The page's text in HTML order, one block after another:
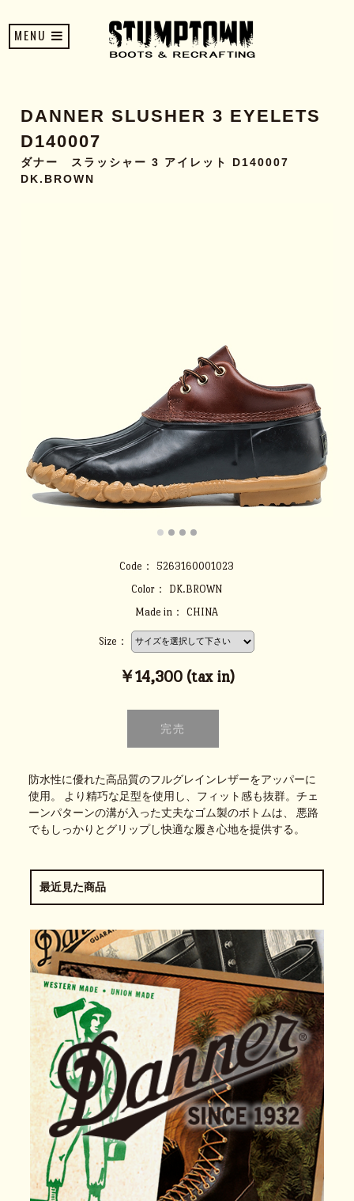
MENU
DANNER SLUSHER 3 EYELETS
D140007
ダナー スラッシャー 3 アイレット D140007
DK.BROWN
Code：
5263160001023
Color：
DK.BROWN
Made in：
CHINA
Size：
￥14,300 (tax in)
防水性に優れた高品質のフルグレインレザーをアッパーに
使用。 より精巧な足型を使用し、フィット感も抜群。チェ
ーンパターンの溝が入った丈夫なゴム製のボトムは、 悪路
でもしっかりとグリップし快適な履き心地を提供する。
最近見た商品